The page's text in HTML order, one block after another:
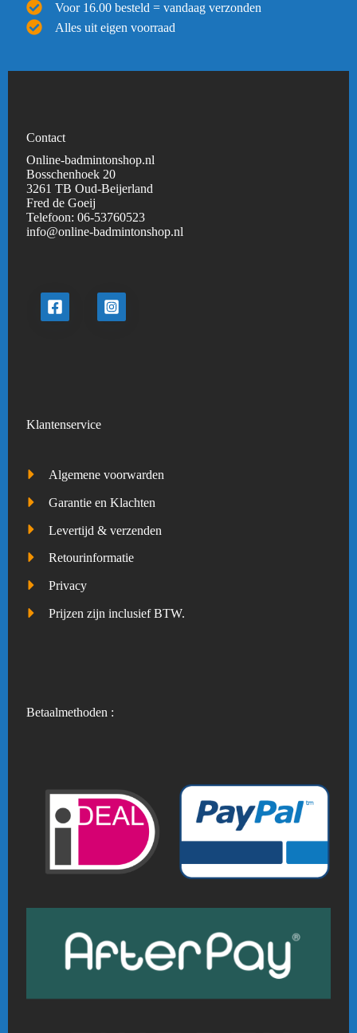
Voor 16.00 besteld = vandaag verzonden
Alles uit eigen voorraad
Contact
Online-badmintonshop.nl
Bosschenhoek 20
3261 TB Oud-Beijerland
Fred de Goeij
Telefoon:06-53760523
info@online-badmintonshop.nl
Klantenservice
Algemene voorwarden
Garantie en Klachten
Levertijd & verzenden
Retourinformatie
Privacy
Prijzen zijn inclusief BTW.
Betaalmethoden :